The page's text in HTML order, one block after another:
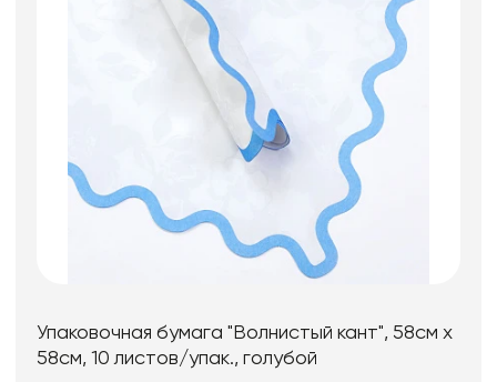
Упаковочная бумага "Волнистый кант", 58см х
58см, 10 листов/упак., голубой